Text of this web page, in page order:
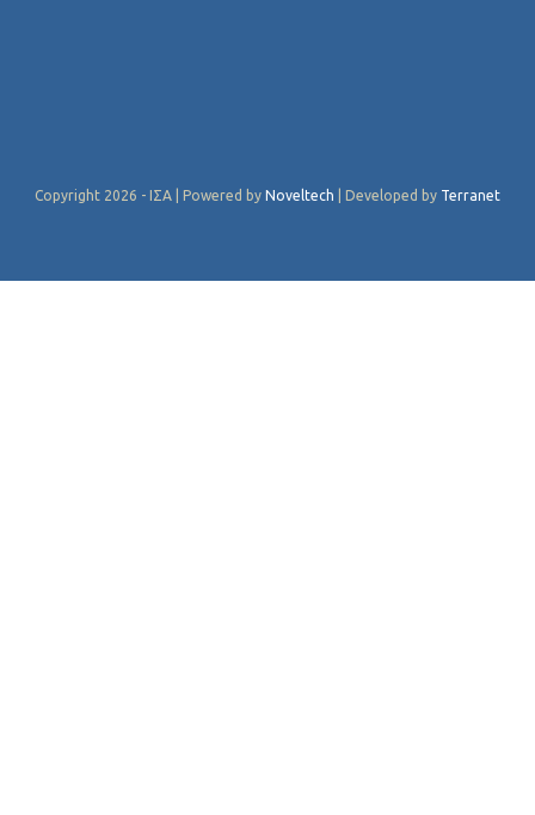
Copyright 2026 - ΙΣΑ | Powered by Noveltech | Developed by Terranet